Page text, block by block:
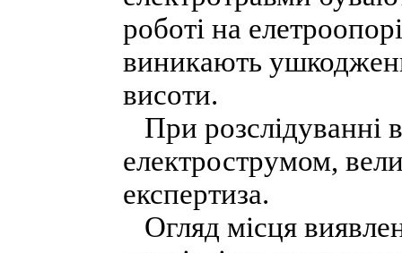
роботі на
виникають
висоти.
При розслідуванні
електрострумом,
експертиза.
Огляд місця